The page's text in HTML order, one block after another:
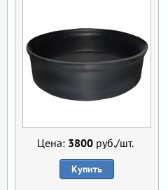
Цена: 3800руб./шт.
Купить